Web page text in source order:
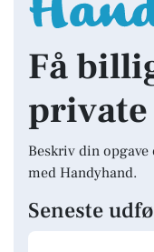
Få
Beskriv din
med Handyhand.
Seneste